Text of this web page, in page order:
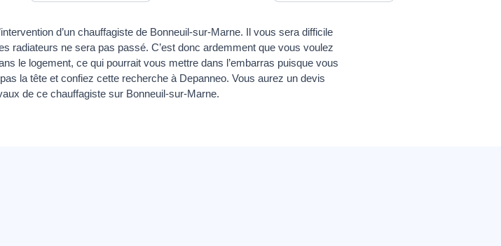
d’un chauffagiste de Bonneuil-sur-Marne. Il vous sera difficile
radiateurs ne sera pas passé. C’est donc ardemment que vous voulez
le logement, ce qui pourrait vous mettre dans l’embarras puisque vous
la tête et confiez cette recherche à Depanneo. Vous aurez un devis
de ce chauffagiste sur Bonneuil-sur-Marne.